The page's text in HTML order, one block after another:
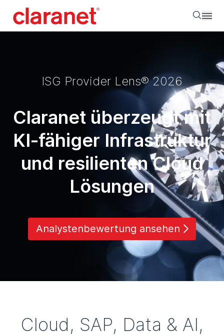
ISG Provider Lens® 2026
Claranet überzeugt mit
KI-fähiger Infrastruktur
und resilienten Cloud
Lösungen
Analystenbewertung ansehen
Cloud, SAP, Data & AI,